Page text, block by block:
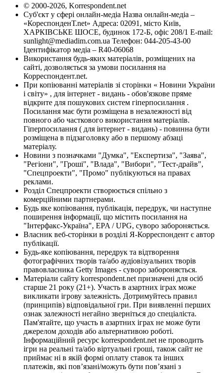
© 2000-2026, Korrespondent.net
Суб'єкт у сфері онлайн-медіа Назва онлайн-медіа –
«КореспонденТ.net» Адреса: 02091, місто Київ,
ХАРКІВСЬКЕ ШОСЕ, будинок 172-Б, офіс 208/1 E-mail:
sunlight@mediadim.com.ua Телефон: 044-205-43-00
Ідентифікатор медіа – R40-06068
Використання будь-яких матеріалів, розміщених на
сайті, дозволяється за умови посилання на
Корреспондент.net.
При копіюванні матеріалів зі сторінки « Новини України
і світу» , для інтернет - видань - обов'язкове пряме
відкрите для пошукових систем гіперпосилання .
Посилання має бути розміщена в незалежності від
повного або часткового використання матеріалів.
Гіперпосилання ( для інтернет - видань) - повинна бути
розміщена в підзаголовку або в першому абзаці
матеріалу.
Новини з позначками "Думка", "Експертиза", "Заява",
"Регіони", "Гроші", "Влада", "Вибори", "Тест-драйв",
"Спецпроекти", "Промо" публікуються на правах
реклами.
Розділ Спецпроекти створюється спільно з
комерційними партнерами.
Будь яке копіювання, публікація, передрук, чи наступне
поширення інформації, що містить посилання на
"Інтерфакс-Україна", EPA / UPG, суворо забороняється.
Власник веб-сторінки в розділі Я-Корреспондент є автор
публікації.
Будь-яке копіювання, передрук та відтворення
фотографічних творів та/або аудіовізуальних творів
правовласника Getty Images - суворо забороняється.
Матеріали сайту korrespondent.net призначені для осіб
старше 21 року (21+). Участь в азартних іграх може
викликати ігрову залежність. Дотримуйтесь правил
(принципів) відповідальної гри. При виявленні перших
ознак залежності негайно зверніться до спеціаліста.
Пам'ятайте, що участь в азартних іграх не може бути
джерелом доходів або альтернативою роботі.
Інформаційний ресурс korrespondent.net не проводить
ігри на реальні та/або віртуальні гроші, також сайт не
приймає ні в якій формі оплату ставок та інших
платежів, які пов’язані/можуть бути пов’язані з